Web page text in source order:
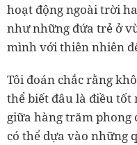
hoạt động ngoài trời
như những đứa trẻ ở
mình với thiên nhiên
Tôi đoán chắc rằng
thể biết đâu là điều
giữa hàng trăm phong
có thể dựa vào những